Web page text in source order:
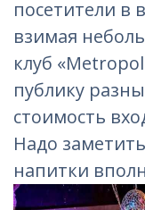
посетители в
взимая
клуб
публику
стоимость
Надо
напитки